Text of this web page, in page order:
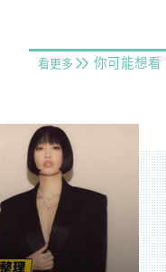
看更多 你可能想看